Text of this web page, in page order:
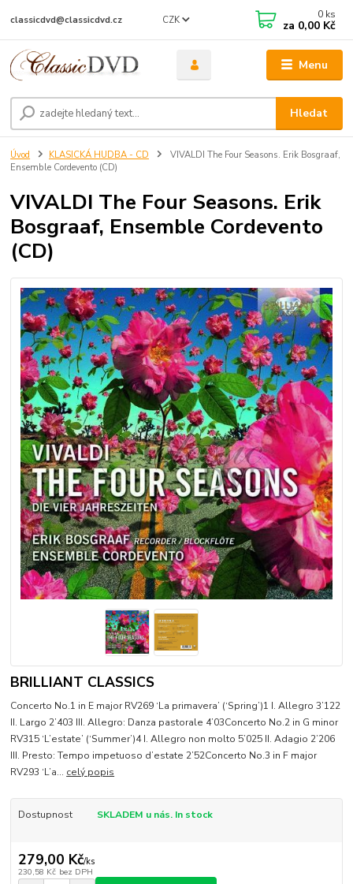
Menu
CZK
Hledat
classicdvd@classicdvd.cz 0 ks
za 0,00 Kč
Úvod KLASICKÁ HUDBA - CD
VIVALDI The Four Seasons. Erik Bosgraaf,
Ensemble Cordevento (CD)
VIVALDI The Four Seasons. Erik
Bosgraaf, Ensemble Cordevento
(CD)
BRILLIANT CLASSICS
Concerto No.1 in E major RV269 ‘La primavera’ (‘Spring’)1 I. Allegro 3’122
II. Largo 2’403 III. Allegro: Danza pastorale 4’03Concerto No.2 in G minor
RV315 ‘L’estate’ (‘Summer’)4 I. Allegro non molto 5’025 II. Adagio 2’206
III. Presto: Tempo impetuoso d’estate 2’52Concerto No.3 in F major
RV293 ‘L’a... celý popis
Dostupnost SKLADEM u nás. In stock
279,00 Kč/ks
230,58 Kč bez DPH